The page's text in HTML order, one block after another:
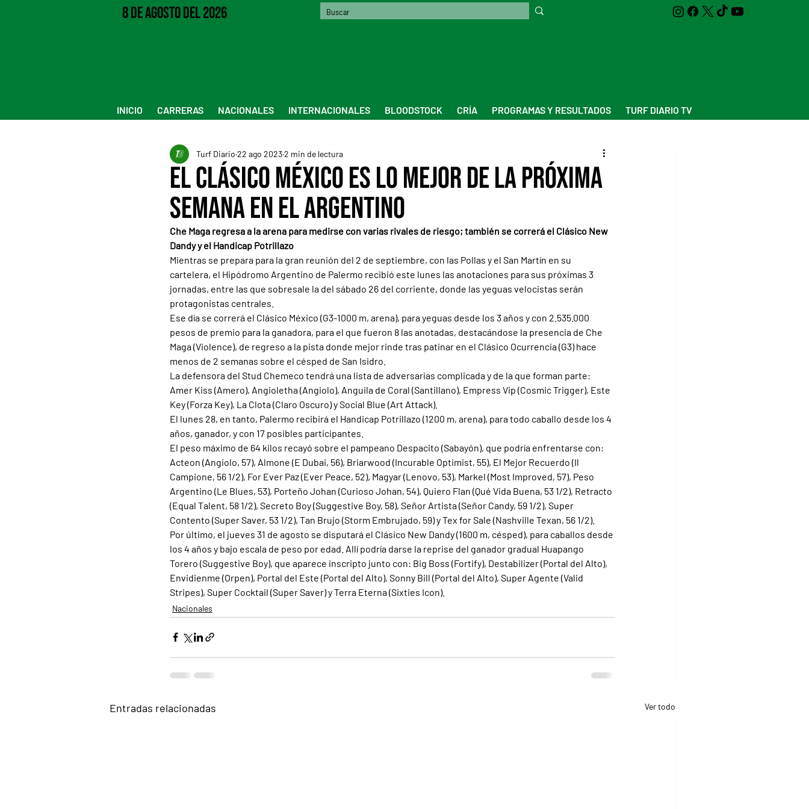
8 de Agosto del 2026
INICIO CARRERAS NACIONALES INTERNACIONALES BLOODSTOCK CRÍA PROGRAMAS Y RESULTADOS TURF DIARIO TV
El Clásico México es lo mejor de la próxima
semana en el Argentino
Turf Diario 22 ago 20232 min de lectura
Che Maga regresa a la arena para medirse con varias rivales de riesgo; también se correrá el Clásico New
Dandy y el Handicap Potrillazo
Mientras se prepara para la gran reunión del 2 de septiembre, con las Pollas y el San Martín en su
cartelera, el Hipódromo Argentino de Palermo recibió este lunes las anotaciones para sus próximas 3
jornadas, entre las que sobresale la del sábado 26 del corriente, donde las yeguas velocistas serán
protagonistas centrales.
Ese día se correrá el Clásico México (G3-1000 m, arena), para yeguas desde los 3 años y con 2.535.000
pesos de premio para la ganadora, para el que fueron 8 las anotadas, destacándose la presencia de Che
Maga (Violence), de regreso a la pista donde mejor rinde tras patinar en el Clásico Ocurrencia (G3) hace
menos de 2 semanas sobre el césped de San Isidro.
La defensora del Stud Chemeco tendrá una lista de adversarias complicada y de la que forman parte:
Amer Kiss (Amero), Angioletha (Angiolo), Anguila de Coral (Santillano), Empress Vip (Cosmic Trigger), Este
Key (Forza Key), La Clota (Claro Oscuro) y Social Blue (Art Attack).
El lunes 28, en tanto, Palermo recibirá el Handicap Potrillazo (1200 m, arena), para todo caballo desde los 4
años, ganador, y con 17 posibles participantes.
El peso máximo de 64 kilos recayó sobre el pampeano Despacito (Sabayón), que podría enfrentarse con:
Acteon (Angiolo, 57), Almone (E Dubai, 56), Briarwood (Incurable Optimist, 55), El Mejor Recuerdo (Il
Campione, 56 1/2), For Ever Paz (Ever Peace, 52), Magyar (Lenovo, 53), Markel (Most Improved, 57), Peso
Argentino (Le Blues, 53), Porteño Johan (Curioso Johan, 54), Quiero Flan (Qué Vida Buena, 53 1/2), Retracto
(Equal Talent, 58 1/2), Secreto Boy (Suggestive Boy, 58), Señor Artista (Señor Candy, 59 1/2), Super
Contento (Super Saver, 53 1/2), Tan Brujo (Storm Embrujado, 59) y Tex for Sale (Nashville Texan, 56 1/2).
Por último, el jueves 31 de agosto se disputará el Clásico New Dandy (1600 m, césped), para caballos desde
los 4 años y bajo escala de peso por edad. Allí podría darse la reprise del ganador gradual Huapango
Torero (Suggestive Boy), que aparece inscripto junto con: Big Boss (Fortify), Destabilizer (Portal del Alto),
Envidienme (Orpen), Portal del Este (Portal del Alto), Sonny Bill (Portal del Alto), Super Agente (Valid
Stripes), Super Cocktail (Super Saver) y Terra Eterna (Sixties Icon).
Nacionales
Entradas relacionadas Ver todo